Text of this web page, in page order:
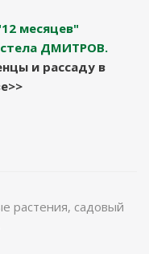
месяцев"
стела ДМИТРОВ.
и рассаду в
растения, садовый